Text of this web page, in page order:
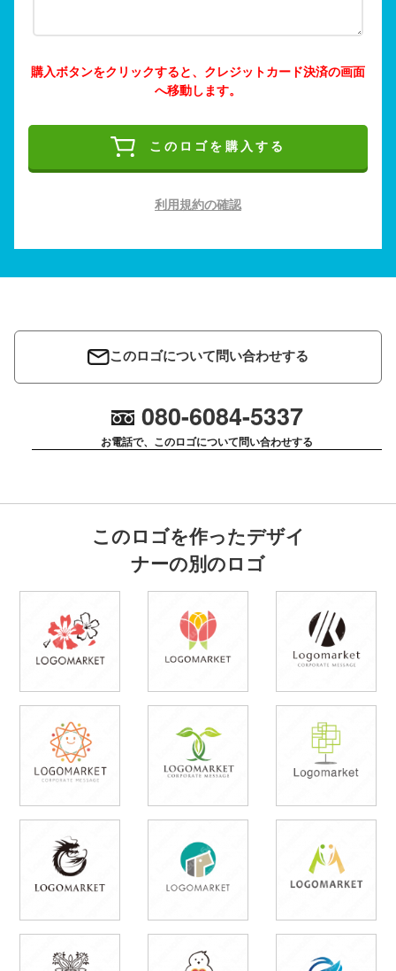
購入ボタンをクリックすると、クレジットカード決済の画面
へ移動します。
このロゴを購入する
利用規約の確認
このロゴについて問い合わせする
080-6084-5337
お電話で、このロゴについて問い合わせする
このロゴを作ったデザイ
ナーの別のロゴ